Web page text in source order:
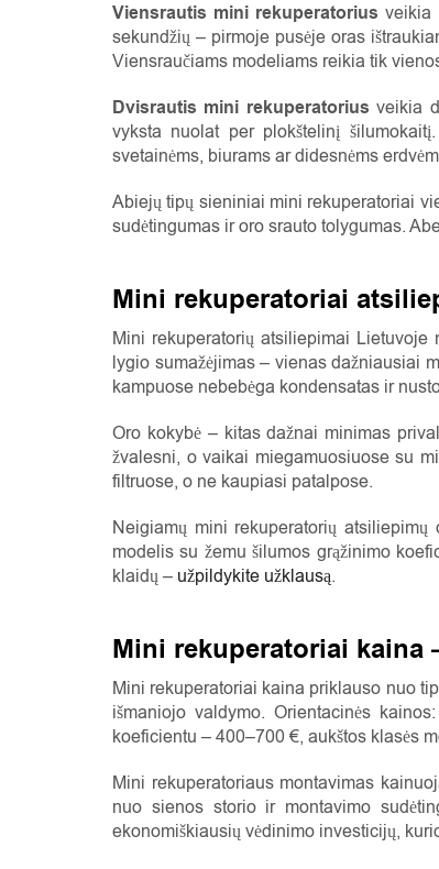
Viensrautis mini rekuperatorius veikia
sekundžių – pirmoje pusėje oras
Viensraučiams modeliams reikia tik
Dvisrautis mini rekuperatorius veikia
vyksta nuolat per plokštelinį
svetainėms, biurams ar didesnėms
Abiejų tipų sieniniai mini rekuperatoriai
sudėtingumas ir oro srauto tolygumas.
Mini rekuperatoriai
Mini rekuperatorių atsiliepimai
lygio sumažėjimas – vienas dažniausiai
kampuose nebebėga kondensatas ir
Oro kokybė – kitas dažnai minimas
žvalesni, o vaikai miegamuosiuose su
filtruose, o ne kaupiasi patalpose.
Neigiamų mini rekuperatorių
modelis su žemu šilumos grąžinimo
klaidų – užpildykite užklausą.
Mini rekuperatoriai kaina
Mini rekuperatoriai kaina priklauso nuo
išmaniojo valdymo. Orientacinės
koeficientu – 400–700 €, aukštos klasės
Mini rekuperatoriaus montavimas
nuo sienos storio ir montavimo
ekonomiškiausių vėdinimo investicijų,